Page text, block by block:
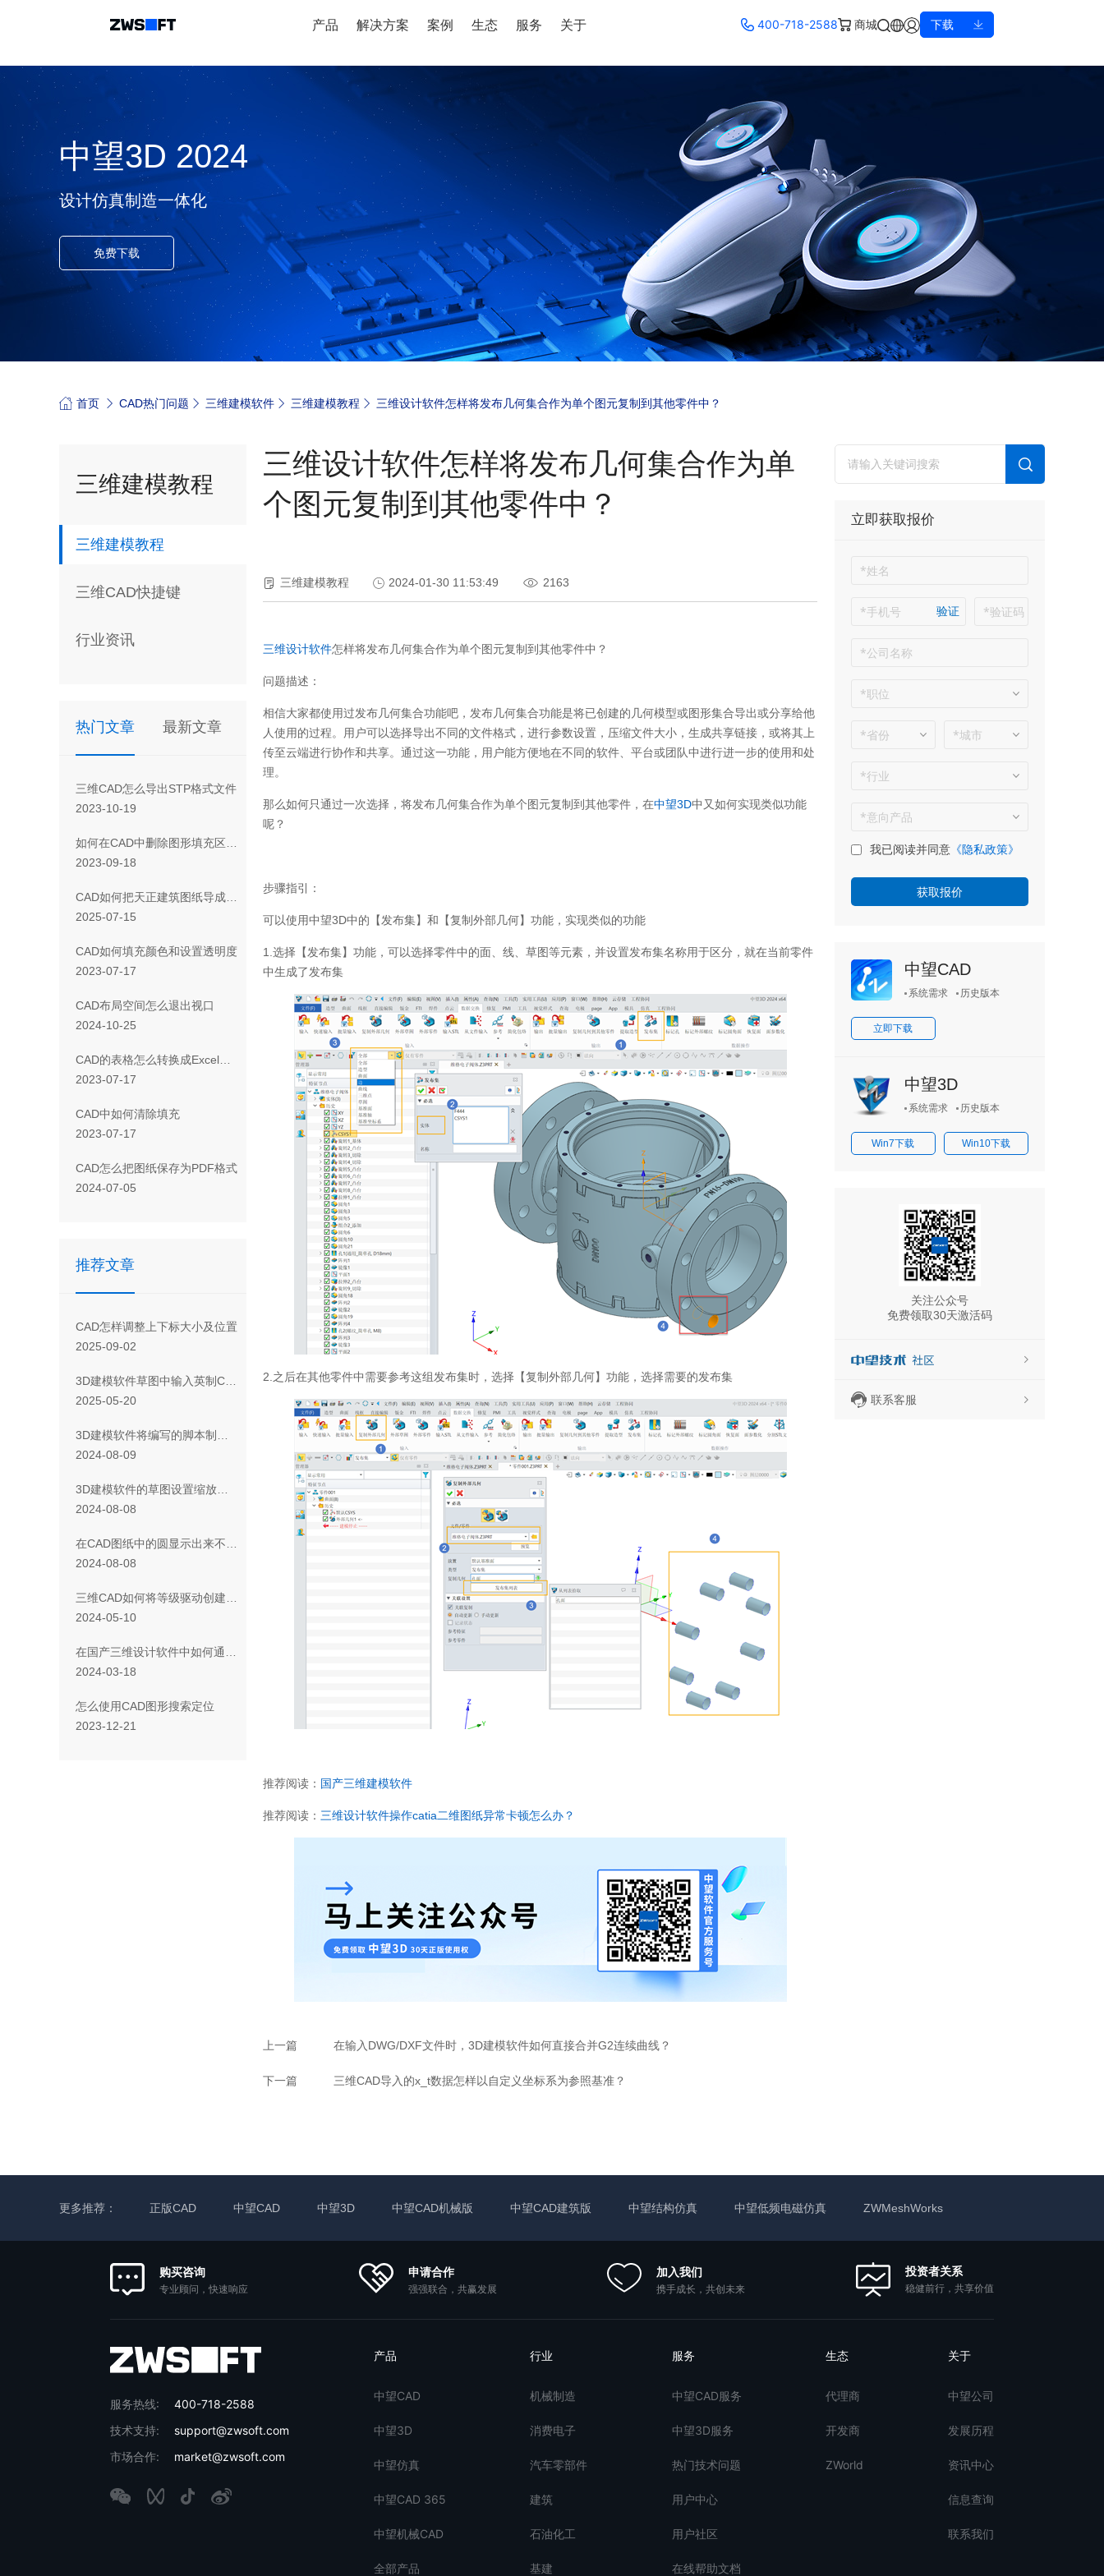
产品 解决方案 案例 生态 服务 关于 400-718-2588 商城 下载
中望3D 2024
设计仿真制造一体化
免费下载
首页 CAD热门问题 三维建模软件 三维建模教程 三维设计软件怎样将发布几何集合作为单个图元复制到其他零件中？
三维建模教程
三维建模教程
三维CAD快捷键
行业资讯
热门文章 最新文章
三维CAD怎么导出STP格式文件
2023-10-19
如何在CAD中删除图形填充区域的一部分
2023-09-18
CAD如何把天正建筑图纸导成天正T3/T8/T9格式版本
2025-07-15
CAD如何填充颜色和设置透明度
2023-07-17
CAD布局空间怎么退出视口
2024-10-25
CAD 的表格怎么转换成Excel表格
2023-07-17
CAD 中如何清除填充
2023-07-17
CAD怎么把图纸保存为PDF格式
2024-07-05
推荐文章
CAD怎样调整上下标大小及位置
2025-09-02
3D建模软件草图中输入英制CAD图纸后尺寸不一致怎么办
2025-05-20
3D建模软件将编写的脚本制作成功能菜单的方法
2024-08-09
3D建模软件的草图设置缩放时自动隐藏注释的方法
2024-08-08
在CAD图纸中的圆显示出来不圆是怎么回事？
2024-08-08
三维CAD如何将等级驱动创建管件变成非等级驱动？
2024-05-10
在国产三维设计软件中如何通过引用草图约束尺寸快速修改零件尺寸？
2024-03-18
怎么使用CAD图形搜索定位
2023-12-21
三维设计软件怎样将发布几何集合作为单
个图元复制到其他零件中？
三维建模教程 2024-01-30 11:53:49 2163
三维设计软件怎样将发布几何集合作为单个图元复制到其他零件中？
问题描述：
相信大家都使用过发布几何集合功能吧，发布几何集合功能是将已创建的几何模型或图形集合导出或分享给他
人使用的过程。用户可以选择导出不同的文件格式，进行参数设置，压缩文件大小，生成共享链接，或将其上
传至云端进行协作和共享。通过这一功能，用户能方便地在不同的软件、平台或团队中进行进一步的使用和处
理。
那么如何只通过一次选择，将发布几何集合作为单个图元复制到其他零件，在中望3D中又如何实现类似功能
呢？
步骤指引：
可以使用中望3D中的【发布集】和【复制外部几何】功能，实现类似的功能
1.选择【发布集】功能，可以选择零件中的面、线、草图等元素，并设置发布集名称用于区分，就在当前零件
中生成了发布集
2.之后在其他零件中需要参考这组发布集时，选择【复制外部几何】功能，选择需要的发布集
推荐阅读： 国产三维建模软件
推荐阅读： 三维设计软件操作catia二维图纸异常卡顿怎么办？
上一篇 在输入DWG/DXF文件时，3D建模软件如何直接合并G2连续曲线？
下一篇 三维CAD导入的x_t数据怎样以自定义坐标系为参照基准？
立即获取报价
验证
我已阅读并同意 《隐私政策》
中望CAD
系统需求 历史版本
立即下载
中望3D
系统需求 历史版本
Win7下载 Win10下载
关注公众号
免费领取30天激活码
联系客服
更多推荐： 正版CAD 中望CAD 中望3D 中望CAD机械版 中望CAD建筑版 中望结构仿真 中望低频电磁仿真 ZWMeshWorks
购买咨询
专业顾问，快速响应
申请合作
强强联合，共赢发展
加入我们
携手成长，共创未来
投资者关系
稳健前行，共享价值
服务热线:
400-718-2588
技术支持:
support@zwsoft.com
市场合作:
market@zwsoft.com
产品
中望CAD
中望3D
中望仿真
中望CAD 365
中望机械CAD
全部产品
行业
机械制造
消费电子
汽车零部件
建筑
石油化工
基建
服务
中望CAD服务
中望3D服务
热门技术问题
用户中心
用户社区
在线帮助文档
生态
代理商
开发商
ZWorld
关于
中望公司
发展历程
资讯中心
信息查询
联系我们